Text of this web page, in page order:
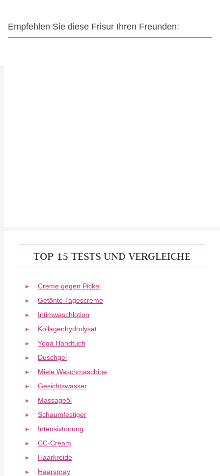
Empfehlen Sie diese Frisur Ihren Freunden:
TOP 15 TESTS UND VERGLEICHE
Creme gegen Pickel
Getönte Tagescreme
Intimwaschlotion
Kollagenhydrolysat
Yoga Handtuch
Duschgel
Miele Waschmaschine
Gesichtswasser
Massageöl
Schaumfestiger
Intensivtönung
CC-Cream
Haarkreide
Haarspray